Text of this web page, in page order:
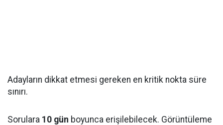
Adayların dikkat etmesi gereken en kritik nokta süre
sınırı.
Sorulara 10 gün boyunca erişilebilecek. Görüntüleme